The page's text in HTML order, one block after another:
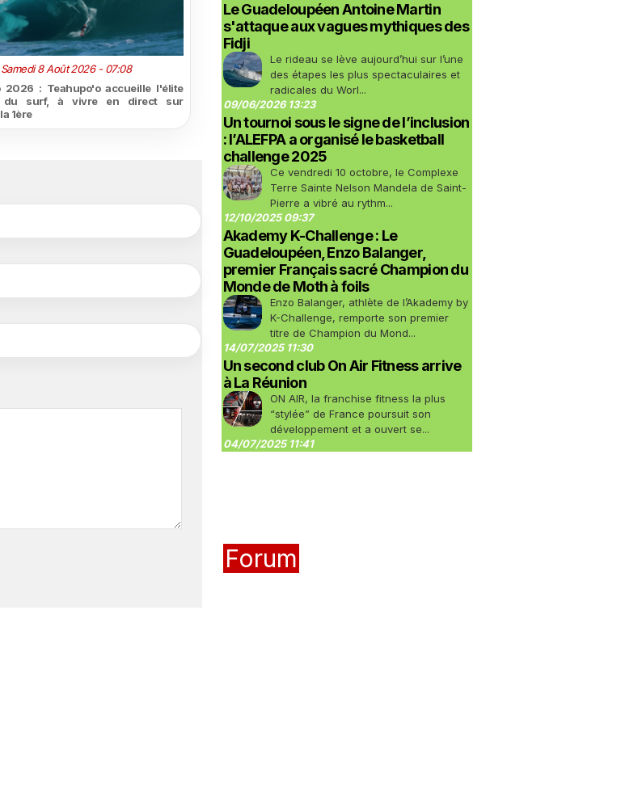
Samedi 8 Août 2026 - 07:08
2026 : Teahupo'o accueille l'élite
du surf, à vivre en direct sur
1ère
Le Guadeloupéen Antoine Martin
s'attaque aux vagues mythiques des
Fidji
Le rideau se lève aujourd’hui sur l’une
des étapes les plus spectaculaires et
radicales du Worl...
09/06/2026 13:23
Un tournoi sous le signe de l’inclusion
: l’ALEFPA a organisé le basketball
challenge 2025
Ce vendredi 10 octobre, le Complexe
Terre Sainte Nelson Mandela de Saint-
Pierre a vibré au rythm...
12/10/2025 09:37
Akademy K-Challenge : Le
Guadeloupéen, Enzo Balanger,
premier Français sacré Champion du
Monde de Moth à foils
Enzo Balanger, athlète de l’Akademy by
K-Challenge, remporte son premier
titre de Champion du Mond...
14/07/2025 11:30
Un second club On Air Fitness arrive
à La Réunion
ON AIR, la franchise fitness la plus
“stylée” de France poursuit son
développement et a ouvert se...
04/07/2025 11:41
Forum